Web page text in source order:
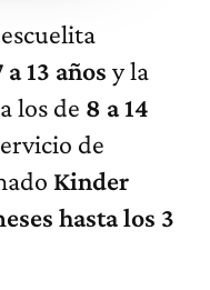
a 13 años y la
a los de 8 a 14
de
Kinder
hasta los 3